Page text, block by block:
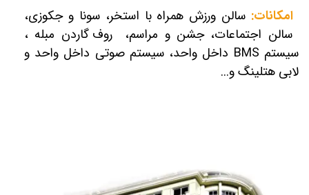
امکانات: سالن ورزش همراه با استخر، سونا و جکوزی،
سالن اجتماعات، جشن و مراسم،
روف گاردن مبله ،
سیستم BMS داخل واحد، سیستم صوتی داخل واحد و
لابی هتلینگ و...